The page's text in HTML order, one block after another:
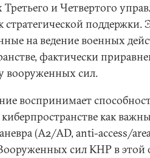
и Четвертого
поддержки.
на ведение военных
фактически
вооруженных сил.
воспринимает
как
(A2/AD, anti-access/
сил КНР в этой